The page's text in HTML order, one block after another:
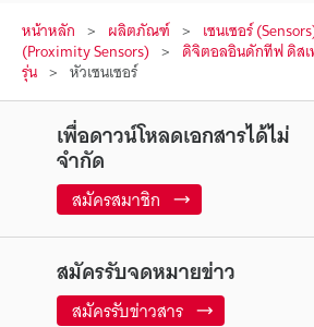
หน้าหลัก ผลิตภัณฑ์ เซนเซอร์
(Proximity Sensors) ดิจิตอลอินดักทีฟ ดิสเ
รุ่น หัวเซนเซอร์
เพื่อดาวน์โหลดเอกสารได้ไม่
จำกัด
สมัครสมาชิก
สมัครรับจดหมายข่าว
สมัครรับข่าวสาร